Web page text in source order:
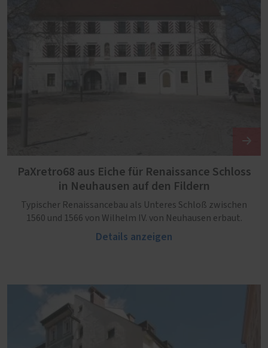
PaXretro68 aus Eiche für Renaissance Schloss
in Neuhausen auf den Fildern
Typischer Renaissancebau als Unteres Schloß zwischen
1560 und 1566 von Wilhelm IV. von Neuhausen erbaut.
Details anzeigen